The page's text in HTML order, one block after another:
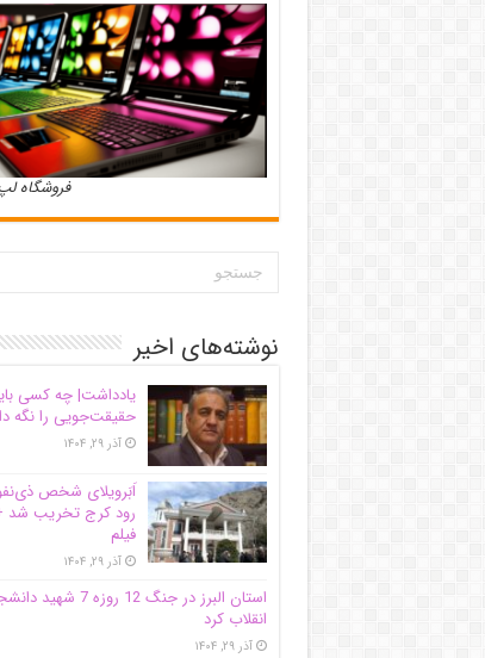
فروشگاه
نوشته‌های اخیر
یادداشت| ‌چه کسی
حقیقت‌جویی را نگه
آذر ۲۹, ۱۴۰۴
اَبَر‌ویلای شخص
رود کرج تخریب شد
فیلم
آذر ۲۹, ۱۴۰۴
استان البرز در جنگ 12
انقلاب کرد
آذر ۲۹, ۱۴۰۴